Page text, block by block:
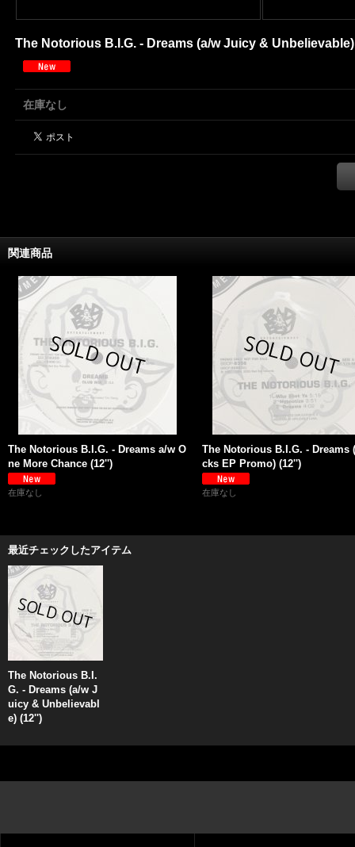
The Notorious B.I.G. - Dreams (a/w Juicy &
在庫なし
関連商品
The Notorious B.I.G. - Dreams a/w O
ne More Chance (12'')
在庫なし
The Notorious B.I.G. - Dreams
cks EP Promo) (12'')
在庫なし
最近チェックしたアイテム
The Notorious B.I.
G. - Dreams (a/w J
uicy & Unbelievabl
e) (12'')